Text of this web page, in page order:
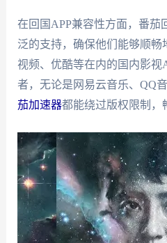
在回国APP兼容性方面，番茄
泛的支持，确保他们能够顺
视频、优酷等在内的国内影视
者，无论是网易云音乐、QQ
茄加速器都能绕过版权限制，